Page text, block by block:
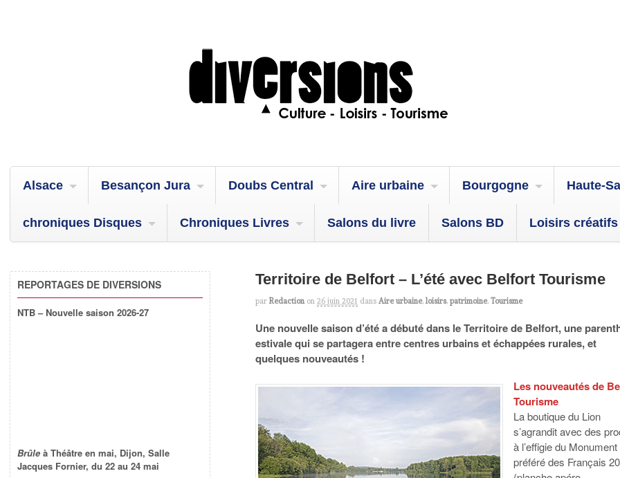
Alsace Besançon Jura Doubs Central Aire urbaine Bourgogne Haute-
chroniques Disques Chroniques Livres Salons du livre Salons BD Loisirs créatifs
Territoire de Belfort – L’été avec Belfort Tourisme
par Redaction on 26 juin 2021 dans Aire urbaine,loisirs,patrimoine,Tourisme
Une nouvelle saison d’été a débuté dans le Territoire de Belfort, une
estivale qui se partagera entre centres urbains et échappées rurales, et
quelques nouveautés !
Les nouveautés de
Tourisme
La boutique du Lion
s’agrandit avec des
à l’effigie du Monument
préféré des Français
REPORTAGES DE DIVERSIONS
NTB – Nouvelle saison 2026-27
Brûle à Théâtre en mai, Dijon, Salle
Jacques Fornier, du 22 au 24 mai